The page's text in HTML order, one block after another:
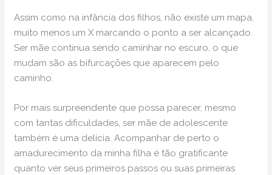
Assim como na infância dos filhos, não existe um mapa,
muito menos um X marcando o ponto a ser alcançado.
Ser mãe continua sendo caminhar no escuro, o que
mudam são as bifurcações que aparecem pelo
caminho.
Por mais surpreendente que possa parecer, mesmo
com tantas dificuldades, ser mãe de adolescente
também é uma delícia. Acompanhar de perto o
amadurecimento da minha filha é tão gratificante
quanto ver seus primeiros passos ou suas primeiras